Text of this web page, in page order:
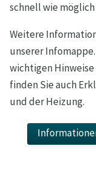
schnell wie
Weitere
unserer
wichtigen
finden Sie auch
und der Heizung.